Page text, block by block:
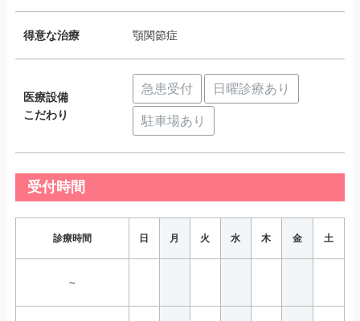
得意な治療 顎関節症
医療設備
こだわり
急患受付 日曜診療あり
駐車場あり
受付時間
診療時間 日 月 火 水 木 金 土
～